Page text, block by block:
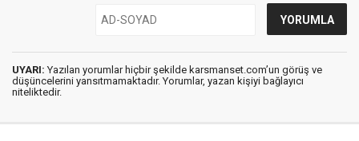
UYARI: Yazılan yorumlar hiçbir şekilde karsmanset.com’un görüş ve
düşüncelerini yansıtmamaktadır. Yorumlar, yazan kişiyi bağlayıcı
niteliktedir.